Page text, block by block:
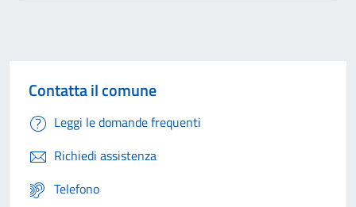
Contatta il comune
Leggi le domande frequenti
Richiedi assistenza
Telefono